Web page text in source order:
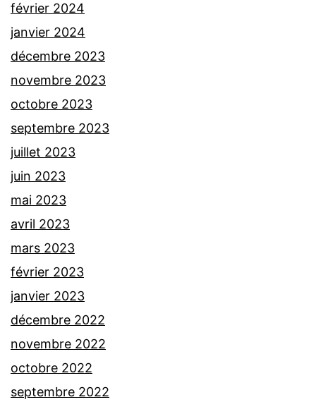
février 2024
janvier 2024
décembre 2023
novembre 2023
octobre 2023
septembre 2023
juillet 2023
juin 2023
mai 2023
avril 2023
mars 2023
février 2023
janvier 2023
décembre 2022
novembre 2022
octobre 2022
septembre 2022